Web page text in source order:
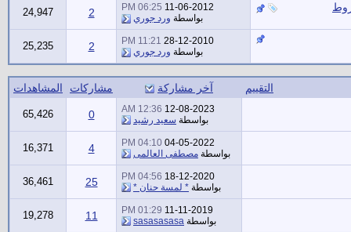
11-06-2012
06:25 PM
بواسطة ورد جوري 2
24,947
28-12-2010
11:21 PM
بواسطة ورد جوري 2
25,235
التقييم آخر مشاركة مشاركات المشاهدات
12-08-2023
12:36 AM
بواسطة سعيد رشيد 0
65,426
04-05-2022
04:10 PM
بواسطة مصطفى العالمى 4
16,371
18-12-2020
04:56 PM
بواسطة * لمسة حنان * 25
36,461
11-11-2019
01:29 PM
بواسطة sasasasasa
11
19,278